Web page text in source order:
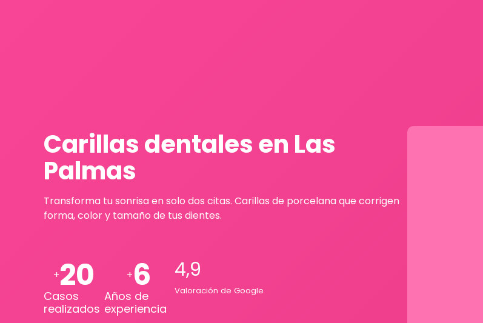
Carillas dentales en Las
Palmas
Transforma tu sonrisa en solo dos citas. Carillas de porcelana que corrigen
forma, color y tamaño de tus dientes.
Casos
realizados
+20
Años de
experiencia
+6 4,9
Valoración de Google